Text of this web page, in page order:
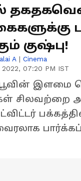
குஷ்பு!
A | Cinema
07:20 PM IST
இளமை
சிலவற்றை